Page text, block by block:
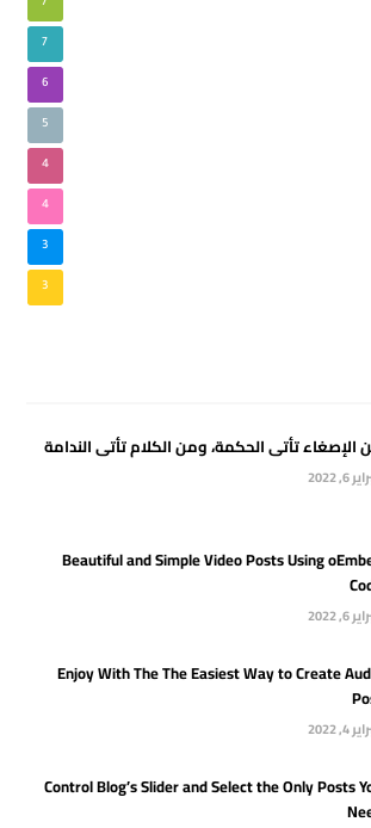
7
6
5
4
4
3
3
الإصغاء تأتى الحكمة، ومن الكلام تأتى الندامة
6, 2022
Beautiful and Simple Video Posts Using
6, 2022
Enjoy With The The Easiest Way to Create
4, 2022
Control Blog’s Slider and Select the Only Posts